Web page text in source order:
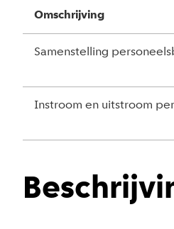
Omschrijving
Samenstelling
Instroom en uitstroom